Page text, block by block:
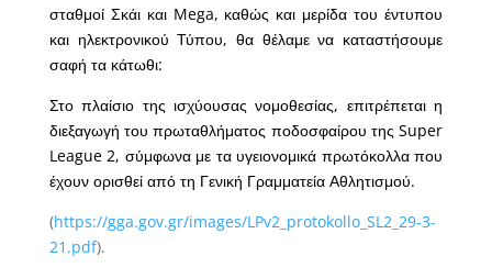
σταθμοί Σκάι και Mega, καθώς και μερίδα του έντυπου
και ηλεκτρονικού Τύπου, θα θέλαμε να καταστήσουμε
σαφή τα κάτωθι:
Στο πλαίσιο της ισχύουσας νομοθεσίας, επιτρέπεται η
διεξαγωγή του πρωταθλήματος ποδοσφαίρου της Super
League 2, σύμφωνα με τα υγειονομικά πρωτόκολλα που
έχουν ορισθεί από τη Γενική Γραμματεία Αθλητισμού.
(https://gga.gov.gr/images/LPv2_protokollo_SL2_29-3-
21.pdf).